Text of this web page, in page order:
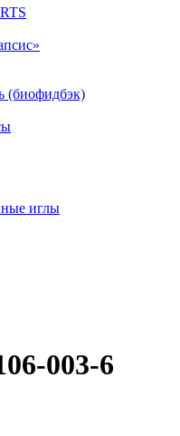
(биофидбэк)
иглы
003-6